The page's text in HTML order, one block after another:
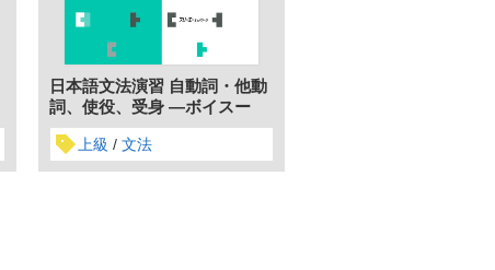
日本語文法演習 自動詞・他動
詞、使役、受身 ―ボイスー
上級 文法